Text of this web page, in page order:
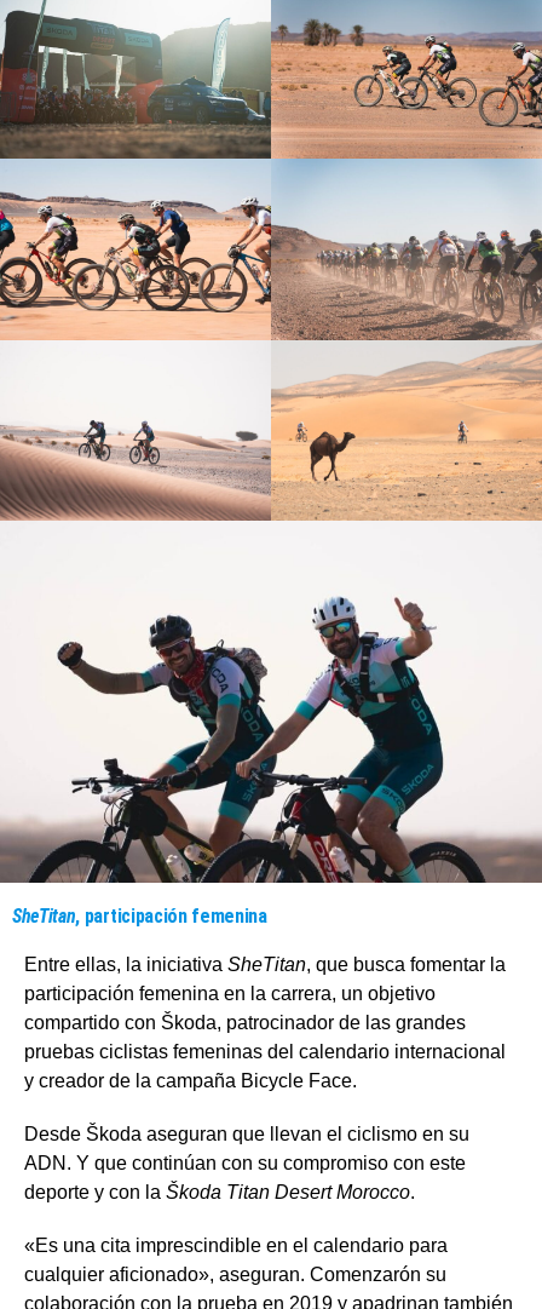
SheTitan, participación femenina
Entre ellas, la iniciativa SheTitan, que busca fomentar la
participación femenina en la carrera, un objetivo
compartido con Škoda, patrocinador de las grandes
pruebas ciclistas femeninas del calendario internacional
y creador de la campaña Bicycle Face.
Desde Škoda aseguran que llevan el ciclismo en su
ADN. Y que continúan con su compromiso con este
deporte y con la Škoda Titan Desert Morocco.
«Es una cita imprescindible en el calendario para
cualquier aficionado», aseguran. Comenzarón su
colaboración con la prueba en 2019 y apadrinan también